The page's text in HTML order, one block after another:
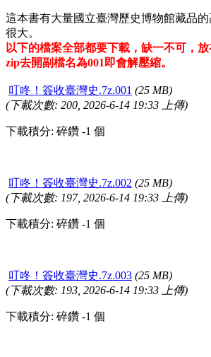
這本書有大量國立臺灣歷史博物館藏品
很大。
以下的檔案全部都要下載，缺一不可，
zip去開副檔名為001即會解壓縮。
叮咚！簽收臺灣史.7z.001 (25 MB)
(下載次數: 200, 2026-6-14 19:33 上傳)
下載積分: 碎鑽 -1 個
叮咚！簽收臺灣史.7z.002 (25 MB)
(下載次數: 197, 2026-6-14 19:33 上傳)
下載積分: 碎鑽 -1 個
叮咚！簽收臺灣史.7z.003 (25 MB)
(下載次數: 193, 2026-6-14 19:33 上傳)
下載積分: 碎鑽 -1 個